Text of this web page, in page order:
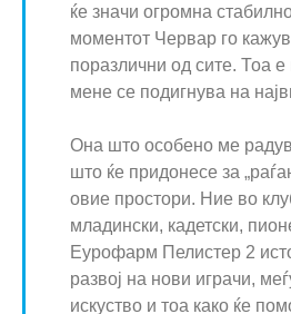
ќе значи огромна
моментот Червар го
поразлични од сите. Тоа е
мене се подигнува на
Она што особено ме
што ќе придонесе за
овие простори. Ние во
младински, кадетски,
Еурофарм Пелистер 2
развој на нови играчи,
искуство и тоа како ќе